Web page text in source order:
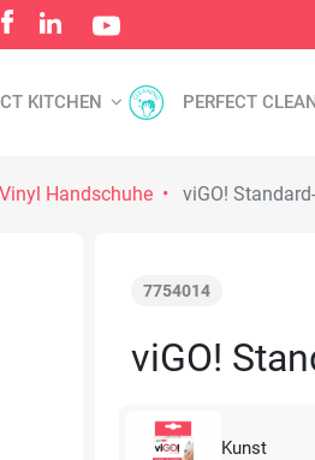
KITCHEN PERFECT
Vinyl Handschuhe viGO!
7754014
viGO!
Kunst